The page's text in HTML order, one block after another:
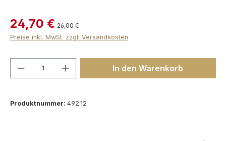
24,70 € 26,00 €
Preise inkl. MwSt. zzgl. Versandkosten
Produkt Anzahl: Gib denIn den Warenkorb
Produktnummer: 492.12